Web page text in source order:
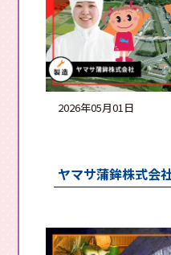
2026年05月01日
ヤマサ蒲鉾株式会